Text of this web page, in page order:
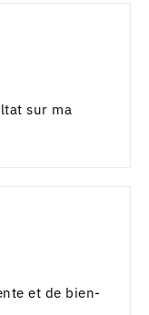
sur ma
et de bien-